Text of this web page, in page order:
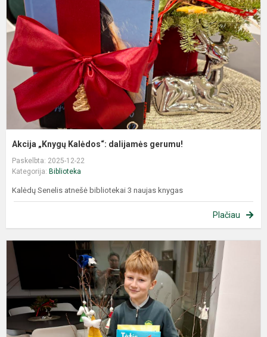
Akcija „Knygų Kalėdos“: dalijamės gerumu!
Paskelbta: 2025-12-22
Kategorija: Biblioteka
Kalėdų Senelis atnešė bibliotekai 3 naujas knygas
Plačiau